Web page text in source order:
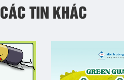
CÁC TIN KHÁC